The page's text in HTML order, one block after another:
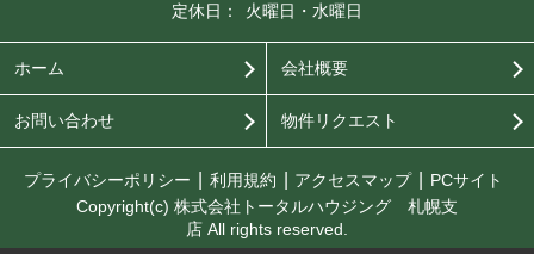
定休日：
火曜日・水曜日
ホーム 会社概要
お問い合わせ 物件リクエスト
プライバシーポリシー 利用規約 アクセスマップ
PCサイト
Copyright(c) 株式会社トータルハウジング 札幌支
店 All rights reserved.